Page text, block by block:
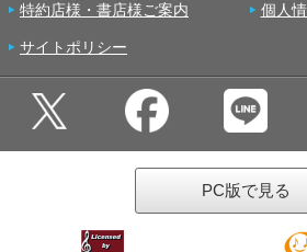
特約店様・書店様ご案内 個人
サイトポリシー
PC版で見る